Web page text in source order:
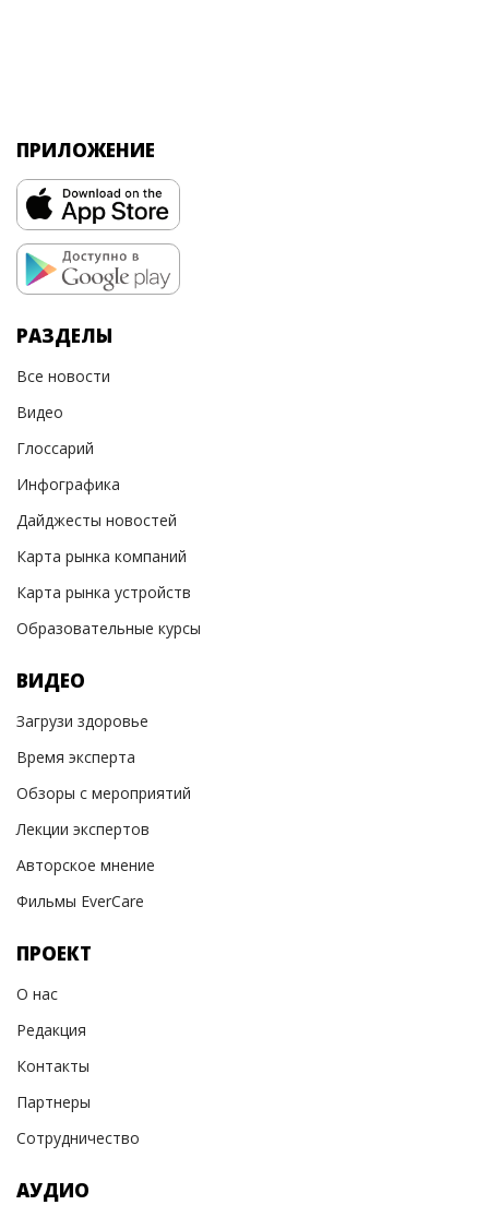
ПРИЛОЖЕНИЕ
РАЗДЕЛЫ
Все новости
Видео
Глоссарий
Инфографика
Дайджесты новостей
Карта рынка компаний
Карта рынка устройств
Образовательные курсы
ВИДЕО
Загрузи здоровье
Время эксперта
Обзоры с мероприятий
Лекции экспертов
Авторское мнение
Фильмы EverCare
ПРОЕКТ
О нас
Редакция
Контакты
Партнеры
Сотрудничество
АУДИО